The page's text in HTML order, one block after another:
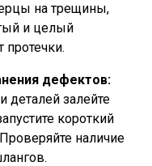
на трещины,
и целый
протечки.
дефектов:
деталей залейте
короткий
наличие